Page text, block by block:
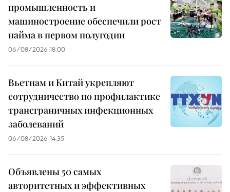
промышленность и
машиностроение обеспечили рост
найма в первом полугодии
06/08/2026 18:00
Вьетнам и Китай укрепляют
сотрудничество по профилактике
трансграничных инфекционных
заболеваний
06/08/2026 14:35
Объявлены 50 самых
авторитетных и эффективных